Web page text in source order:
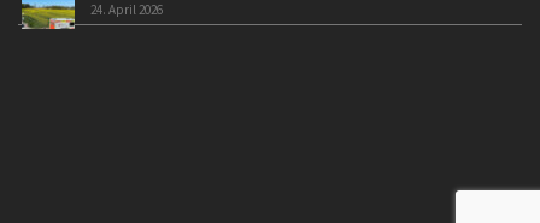
24. April 2026